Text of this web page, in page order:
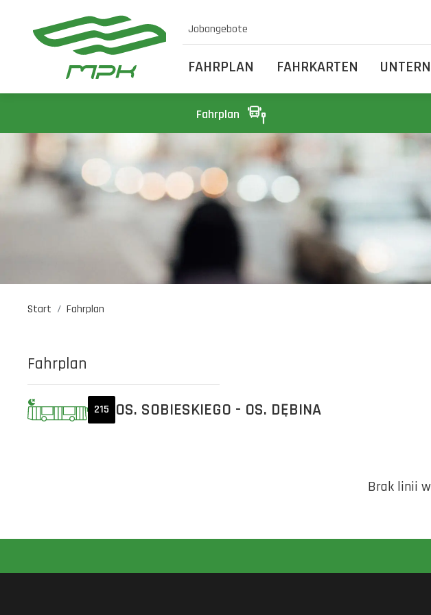
Jobangebote
FAHRPLAN FAHRKARTEN
Fahrplan
Start Fahrplan
Fahrplan
215 OS. SOBIESKIEGO - OS. DĘBINA
Brak linii